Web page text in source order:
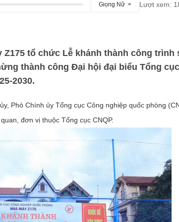
Giọng Nữ Lượt xem:
Z175 tổ chức Lễ khánh thành công trình
thành công Đại hội đại biểu Tổng
2030.
Phó Chính ủy Tổng cục Công nghiệp quốc phòng
đơn vị thuộc Tổng cục CNQP.